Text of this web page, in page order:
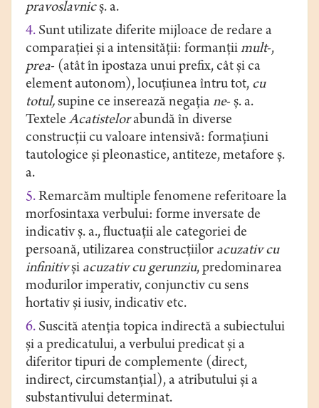
pravoslavnicș. a.
4. Sunt utilizate diferite mijloace de redare a
comparației și a intensității: formanțiimult-,
prea- (atât în ipostaza unui prefix, cât și ca
element autonom), locuțiunea întru tot, cu
totul,supine ce inserează negația ne- ș. a.
TexteleAcatistelorabundă în diverse
construcții cu valoare intensivă: formațiuni
tautologice și pleonastice, antiteze, metafore ș.
a.
5.Remarcăm multiple fenomene referitoare la
morfosintaxa verbului: forme inversate de
indicativ ș. a., fluctuații ale categoriei de
persoană, utilizarea construcțiilor acuzativ cu
infinitivși acuzativ cu gerunziu, predominarea
modurilor imperativ, conjunctiv cu sens
hortativ și iusiv, indicativ etc.
6. Suscită atenția topica indirectă a subiectului
și a predicatului, a verbului predicat și a
diferitor tipuri de complemente (direct,
indirect, circumstanțial), a atributului și a
substantivului determinat.